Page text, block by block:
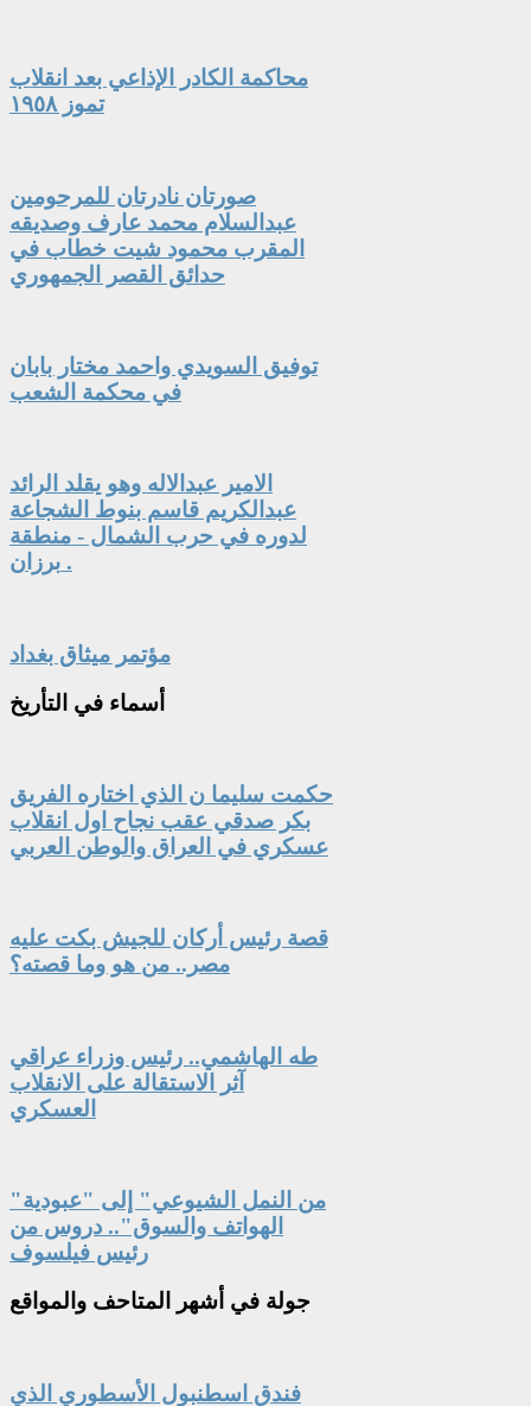
محاكمة الكادر الإذاعي بعد انقلاب
تموز ١٩٥٨
صورتان نادرتان للمرحومين
عبدالسلام محمد عارف وصديقه
المقرب محمود شيت خطاب في
حدائق القصر الجمهوري
توفيق السويدي واحمد مختار بابان
في محكمة الشعب
الامير عبدالاله وهو يقلد الرائد
عبدالكريم قاسم بنوط الشجاعة
لدوره في حرب الشمال - منطقة
برزان .
مؤتمر ميثاق بغداد
أسماء في التأريخ
حكمت سليما ن الذي اختاره الفريق
بكر صدقي عقب نجاح اول انقلاب
عسكري في العراق والوطن العربي
قصة رئيس أركان للجيش بكت عليه
مصر.. من هو وما قصته؟
طه الهاشمي.. رئيس وزراء عراقي
آثر الاستقالة على الانقلاب
العسكري
"من النمل الشيوعي" إلى "عبودية
الهواتف والسوق".. دروس من
رئيس فيلسوف
جولة في أشهر المتاحف والمواقع
فندق اسطنبول الأسطوري الذي